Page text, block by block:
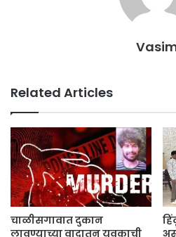
Related Articles
चाळीसगावात दुकान
लावण्याच्या वादातून युवकाची